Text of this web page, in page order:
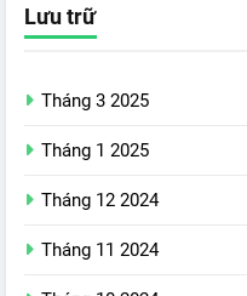
Lưu trữ
Tháng 3 2025
Tháng 1 2025
Tháng 12 2024
Tháng 11 2024